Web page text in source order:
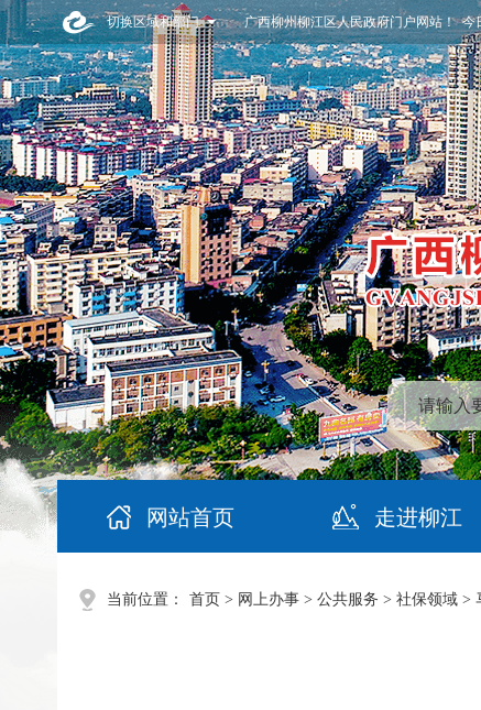
切换区域和部门 广西柳州柳江区人民政府门户网站！ 今
网站首页 走进柳江
当前位置： 首页 > 网上办事 > 公共服务 > 社保领域 >